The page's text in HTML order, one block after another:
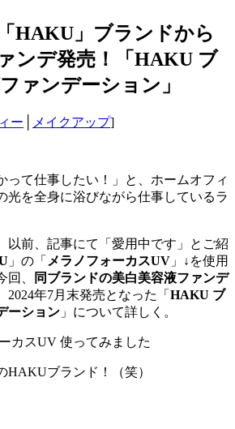
HAKU」ブランドから
ンデ発売！「HAKU ブ
ァンデーション」
ー メイクアップ]
って仕事したい！」と、ホームオフィ
光を全身に浴びながら仕事しているラ
以前、記事にて「愛用中です」とご紹
」の「 メラノフォーカスUV 」↓を使用
回、
同ブランドの美白美容液ファンデ
2024年7月末発売となった「 HAKU ブ
ーション 」について詳しく。
HAKUブランド！（笑）